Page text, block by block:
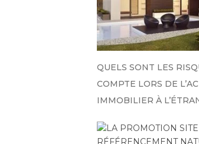
QUELS SONT LES
COMPTE LORS DE
IMMOBILIER À